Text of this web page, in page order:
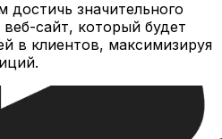
значительного
сайт, который будет
в клиентов, максимизируя